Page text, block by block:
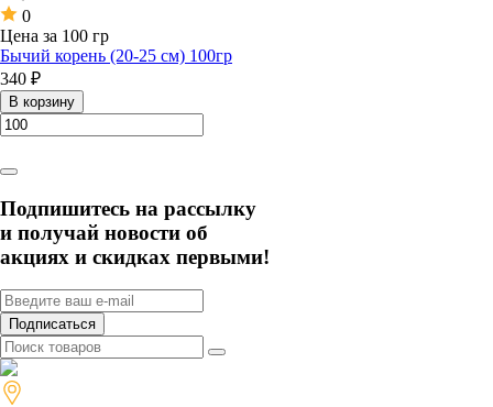
0
Цена за 100 гр
Бычий корень (20-25 см) 100гр
340 ₽
В корзину
Подпишитесь на рассылку
и получай новости об
акциях и скидках первыми!
Подписаться